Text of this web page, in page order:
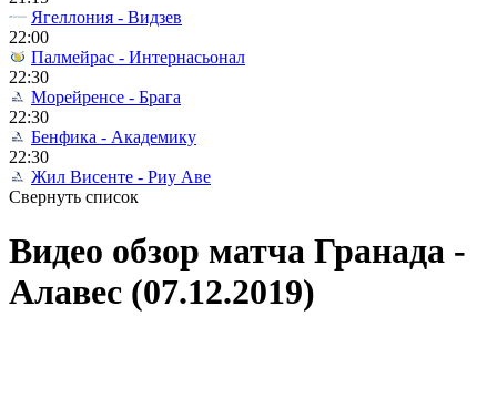
Ягеллония - Видзев
22:00
Палмейрас - Интернасьонал
22:30
Морейренсе - Брага
22:30
Бенфика - Академику
22:30
Жил Висенте - Риу Аве
Свернуть список
Видео обзор матча Гранада -
Алавес (07.12.2019)